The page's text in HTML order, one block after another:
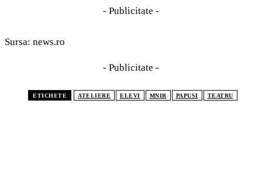
- Publicitate -
Sursa: news.ro
- Publicitate -
ETICHETE ATELIERE ELEVI MNIR PAPUSI TEATRU